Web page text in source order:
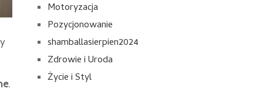
.
Motoryzacja
Pozycjonowanie
shamballasierpien2024
Zdrowie i Uroda
Życie i Styl